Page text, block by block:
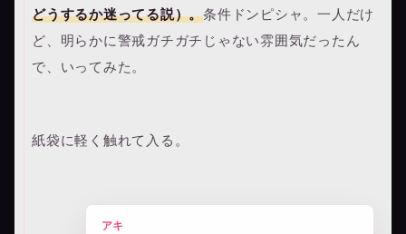
どうするか迷ってる説）。条件ドンピシャ。一人だけ
ど、明らかに警戒ガチガチじゃない雰囲気だったん
で、いってみた。
紙袋に軽く触れて入る。
アキ